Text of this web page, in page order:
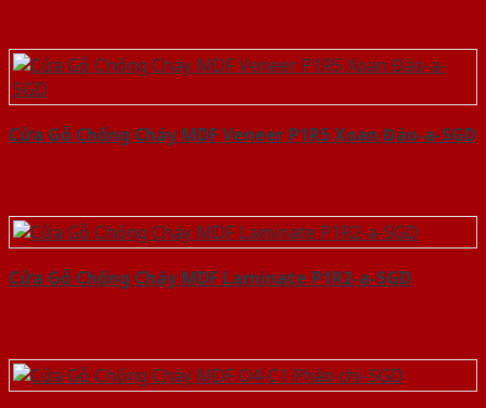
Cửa Gỗ Chống Cháy MDF Veneer P1R5 Xoan Đào-a-SGD
Cửa Gỗ Chống Cháy MDF Laminate P1R2-a-SGD